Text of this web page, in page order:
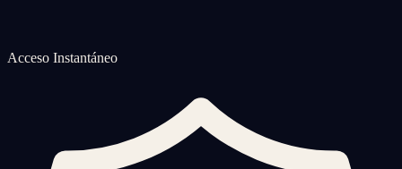
Acceso Instantáneo